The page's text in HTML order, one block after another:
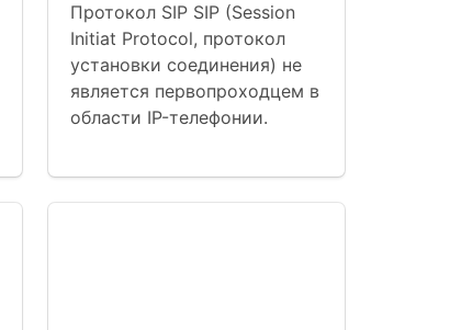
Протокол SIP SIP (Session
Initiat Protocol, протокол
установки соединения) не
является первопроходцем в
области IP-телефонии.